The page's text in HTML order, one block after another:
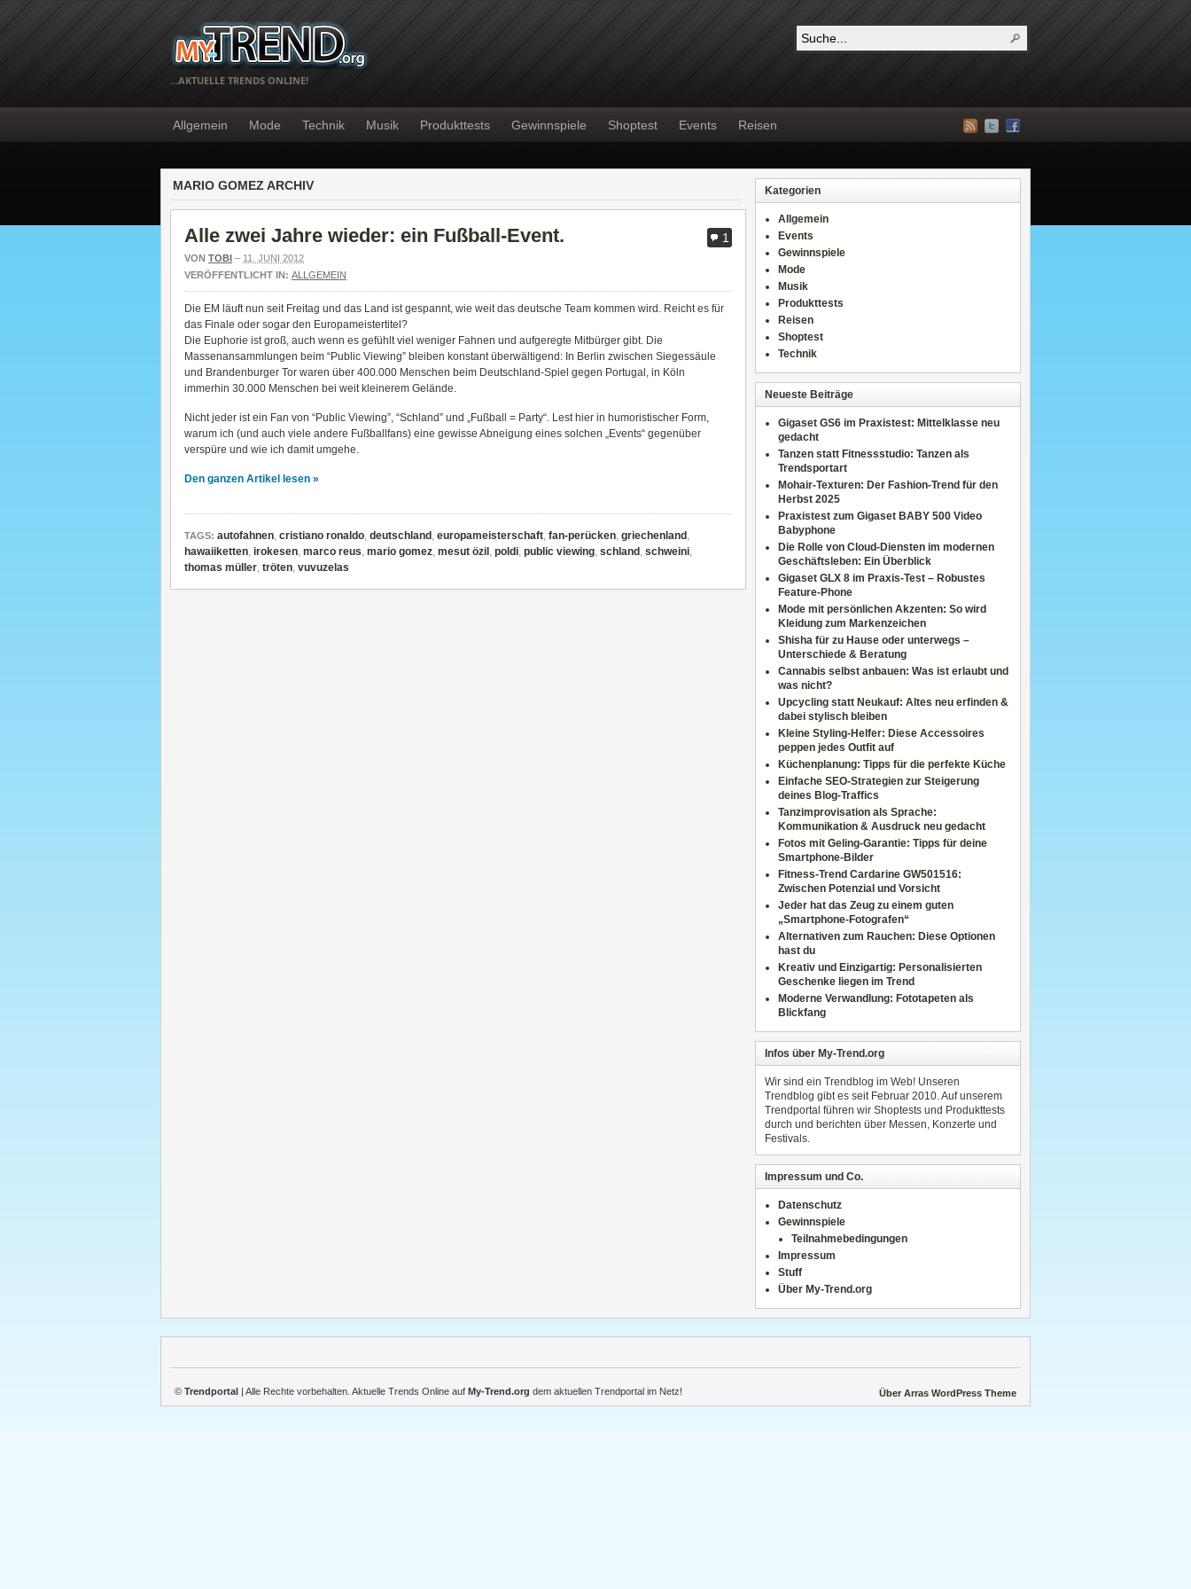
…AKTUELLE TRENDS ONLINE!
Allgemein Mode Technik Musik Produkttests Gewinnspiele Shoptest Events Reisen
MARIO GOMEZ ARCHIV
1
Alle zwei Jahre wieder: ein Fußball-Event.
VON TOBI – 11. JUNI 2012
VERÖFFENTLICHT IN: ALLGEMEIN
Die EM läuft nun seit Freitag und das Land ist gespannt, wie weit das deutsche Team kommen wird. Reicht es für
das Finale oder sogar den Europameistertitel?
Die Euphorie ist groß, auch wenn es gefühlt viel weniger Fahnen und aufgeregte Mitbürger gibt. Die
Massenansammlungen beim “Public Viewing” bleiben konstant überwältigend: In Berlin zwischen Siegessäule
und Brandenburger Tor waren über 400.000 Menschen beim Deutschland-Spiel gegen Portugal, in Köln
immerhin 30.000 Menschen bei weit kleinerem Gelände.
Nicht jeder ist ein Fan von “Public Viewing”, “Schland” und „Fußball = Party“. Lest hier in humoristischer Form,
warum ich (und auch viele andere Fußballfans) eine gewisse Abneigung eines solchen „Events“ gegenüber
verspüre und wie ich damit umgehe.
Den ganzen Artikel lesen »
TAGS: autofahnen, cristiano ronaldo, deutschland , europameisterschaft, fan-perücken, griechenland ,
hawaiiketten, irokesen, marco reus, mario gomez, mesut özil , poldi, public viewing, schland , schweini,
thomas müller, tröten, vuvuzelas
Kategorien
Allgemein
Events
Gewinnspiele
Mode
Musik
Produkttests
Reisen
Shoptest
Technik
Neueste Beiträge
Gigaset GS6 im Praxistest: Mittelklasse neu
gedacht
Tanzen statt Fitnessstudio: Tanzen als
Trendsportart
Mohair-Texturen: Der Fashion-Trend für den
Herbst 2025
Praxistest zum Gigaset BABY 500 Video
Babyphone
Die Rolle von Cloud-Diensten im modernen
Geschäftsleben: Ein Überblick
Gigaset GLX 8 im Praxis-Test – Robustes
Feature-Phone
Mode mit persönlichen Akzenten: So wird
Kleidung zum Markenzeichen
Shisha für zu Hause oder unterwegs –
Unterschiede & Beratung
Cannabis selbst anbauen: Was ist erlaubt und
was nicht?
Upcycling statt Neukauf: Altes neu erfinden &
dabei stylisch bleiben
Kleine Styling-Helfer: Diese Accessoires
peppen jedes Outfit auf
Küchenplanung: Tipps für die perfekte Küche
Einfache SEO-Strategien zur Steigerung
deines Blog-Traffics
Tanzimprovisation als Sprache:
Kommunikation & Ausdruck neu gedacht
Fotos mit Geling-Garantie: Tipps für deine
Smartphone-Bilder
Fitness-Trend Cardarine GW501516:
Zwischen Potenzial und Vorsicht
Jeder hat das Zeug zu einem guten
„Smartphone-Fotografen“
Alternativen zum Rauchen: Diese Optionen
hast du
Kreativ und Einzigartig: Personalisierten
Geschenke liegen im Trend
Moderne Verwandlung: Fototapeten als
Blickfang
Infos über My-Trend.org
Wir sind ein Trendblog im Web! Unseren
Trendblog gibt es seit Februar 2010. Auf unserem
Trendportal führen wir Shoptests und Produkttests
durch und berichten über Messen, Konzerte und
Festivals.
Impressum und Co.
Datenschutz
Gewinnspiele
Teilnahmebedingungen
Impressum
Stuff
Über My-Trend.org
Über Arras WordPress Theme
© Trendportal | Alle Rechte vorbehalten. Aktuelle Trends Online auf My-Trend.org dem aktuellen Trendportal im Netz!